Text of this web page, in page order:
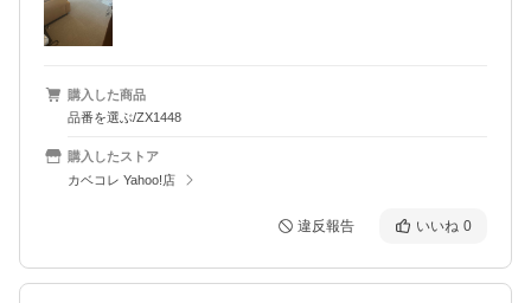
購入した商品
品番を選ぶ/ZX1448
購入したストア
カベコレ Yahoo!店
違反報告 いいね 0